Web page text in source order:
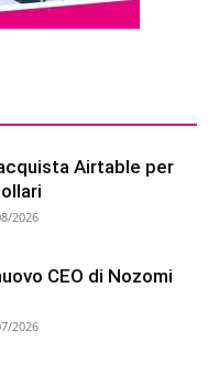
Airtable per
2026
CEO di Nozomi
2026